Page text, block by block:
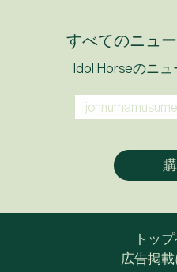
すべてのニュ
Idol Horseのニ
トッ
広告掲